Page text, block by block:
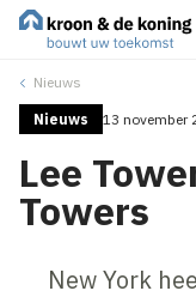
Nieuws
Nieuws 13 november
Lee
Towers
New York